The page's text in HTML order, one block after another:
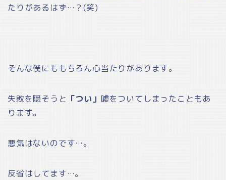
たりがあるはず…？(笑)
そんな僕にももちろん心当たりがあります。
失敗を隠そうと 「つい」 嘘をついてしまったこともあ
ります。
悪気はないのです…。
反省はしてます…。